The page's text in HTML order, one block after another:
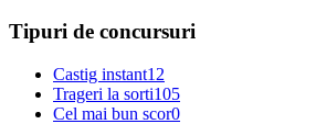
Tipuri de concursuri
Castig instant12
Trageri la sorti105
Cel mai bun scor0